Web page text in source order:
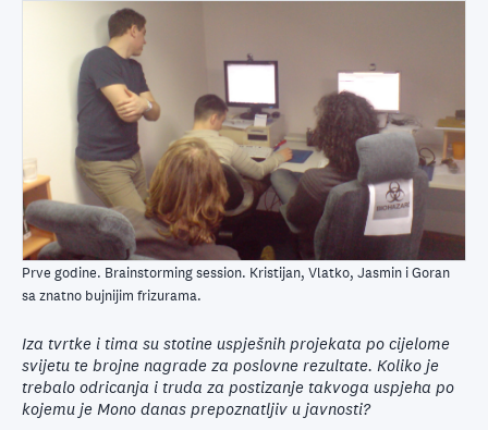
Prve godine. Brainstorming session. Kristijan, Vlatko, Jasmin i Goran
sa znatno bujnijim frizurama.
Iza tvrtke i tima su stotine uspješnih projekata po cijelome
svijetu te brojne nagrade za poslovne rezultate. Koliko je
trebalo odricanja i truda za postizanje takvoga uspjeha po
kojemu je Mono danas prepoznatljiv u javnosti?